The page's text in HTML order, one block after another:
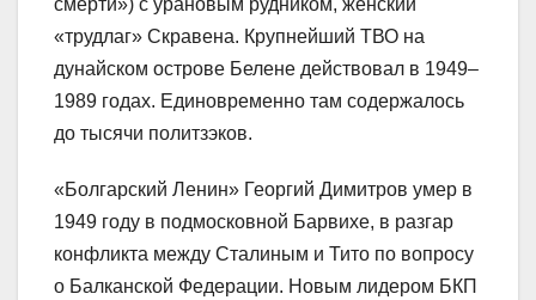
смерти») с урановым рудником, женский
«трудлаг» Скравена. Крупнейший ТВО на
дунайском острове Белене действовал в 1949–
1989 годах. Единовременно там содержалось
до тысячи политзэков.
«Болгарский Ленин» Георгий Димитров умер в
1949 году в подмосковной Барвихе, в разгар
конфликта между Сталиным и Тито по вопросу
о Балканской Федерации. Новым лидером БКП